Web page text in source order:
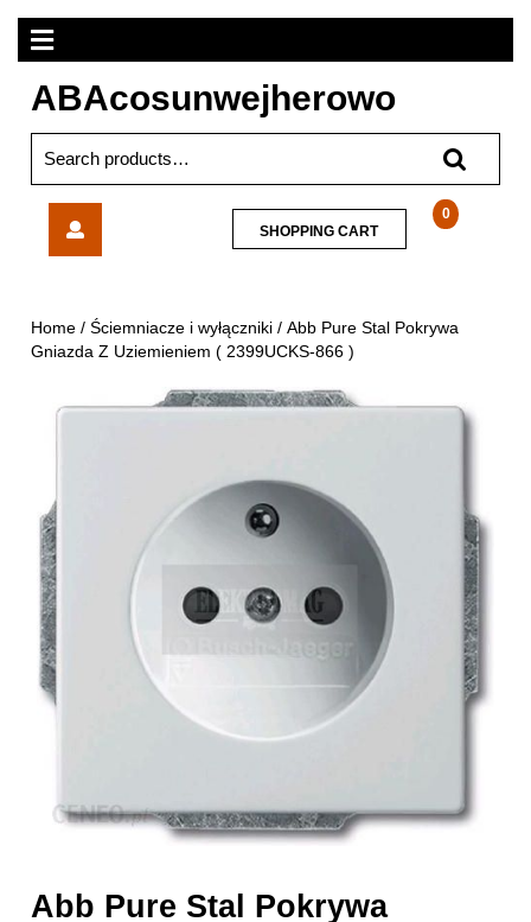
Skip
content
Open
Menu
ABAcosunwejherowo
for:
Gniazda
Z
0
SHOPPING CARTSHOPPING
CART
Home /Ściemniacze i wyłączniki / Abb Pure Stal Pokrywa
Gniazda Z Uziemieniem ( 2399UCKS-866 )
Abb Pure Stal Pokrywa